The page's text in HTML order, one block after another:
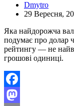
Dmytro
29 Вересня,
Яка найдорожча
подумає про долар
рейтингу — не
грошові одиниці.
Facebook